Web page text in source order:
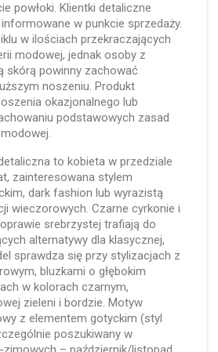
powłoki. Klientki detaliczne
w punkcie sprzedaży.
w ilościach przekraczających
modowej, jednak osoby z
skórą powinny zachować
noszeniu. Produkt
okazjonalnego lub
podstawowych zasad
to kobieta w przedziale
zainteresowana stylem
dark fashion lub wyrazistą
wieczorowych. Czarne cyrkonie i
srebrzystej trafiają do
alternatywy dla klasycznej,
sprawdza się przy stylizacjach z
bluzkami o głębokim
w kolorach czarnym,
zieleni i bordzie. Motyw
z elementem gotyckim (styl
poszukiwany w